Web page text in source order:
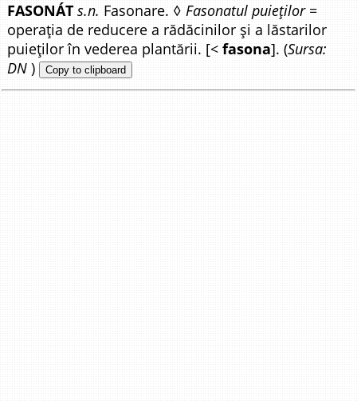
FASONÁT s.n. Fasonare. ◊Fasonatul puieților=
operația de reducere a rădăcinilor și a lăstarilor
puieților în vederea plantării. [<fasona]. (Sursa:
DN ) Copy to clipboard